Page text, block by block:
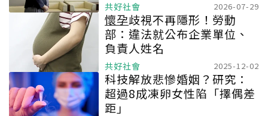
共好社會 2026-07-29
懷孕歧視不再隱形！勞動
部：違法就公布企業單位、
負責人姓名
共好社會 2025-12-02
科技解放悲慘婚姻？研究：
超過8成凍卵女性陷「擇偶差
距」